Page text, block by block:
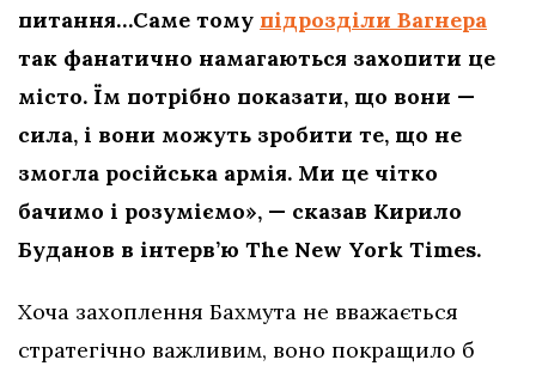
питання…Саме тому підрозділи Вагнера
так фанатично намагаються захопити це
місто. Їм потрібно показати, що вони —
сила, і вони можуть зробити те, що не
змогла російська армія. Ми це чітко
бачимо і розуміємо», — сказав Кирило
Буданов в інтерв’ю The New York Times.
Хоча захоплення Бахмута не вважається
стратегічно важливим, воно покращило б